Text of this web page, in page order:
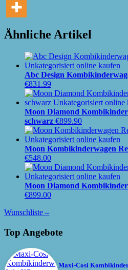
Ähnliche Artikel
Abc Design
€831.99
Moon Diamond
schwarz €899.90
Moon Kombikinderwagen
€548.00
Moon Diamond
€899.00
Wunschliste –
Top Angebote
Maxi-Cosi